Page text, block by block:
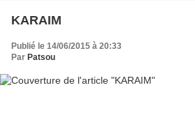
KARAIM
Publié le 14/06/2015 à 20:33
Par Patsou